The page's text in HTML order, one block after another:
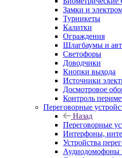
Замки и
Турникеты
Калитки
Ограждения
Шлагбаумы и
Светофоры
Доводчики
Кнопки выхода
Источники
Досмотровое
Контроль
Переговорные
Назад
Переговорные
Интерфоны,
Устройства
Аудиодомофоны